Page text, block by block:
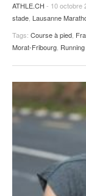
ATHLE.CH - 10 octobre
stade, Lausanne
Tags: Course à pied,
Morat-Fribourg, Running